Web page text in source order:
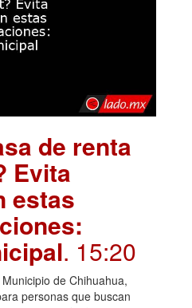
de renta
Evita
estas
. 15:20
de Chihuahua,
personas que buscan